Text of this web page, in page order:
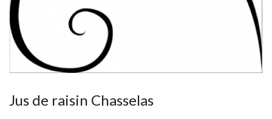
Jus de raisin Chasselas